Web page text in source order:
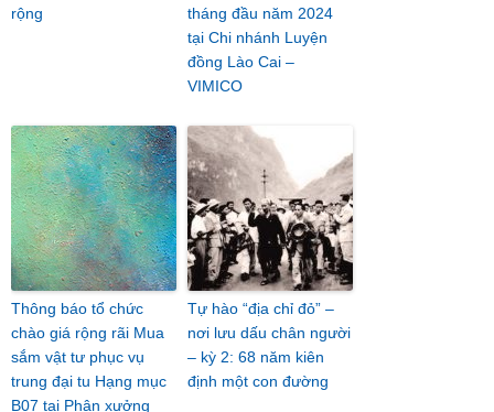
rộng
tháng đầu năm 2024
tại Chi nhánh Luyện
đồng Lào Cai –
VIMICO
Thông báo tổ chức
chào giá rộng rãi Mua
sắm vật tư phục vụ
trung đại tu Hạng mục
B07 tại Phân xưởng
Tự hào “địa chỉ đỏ” –
nơi lưu dấu chân người
– kỳ 2: 68 năm kiên
định một con đường